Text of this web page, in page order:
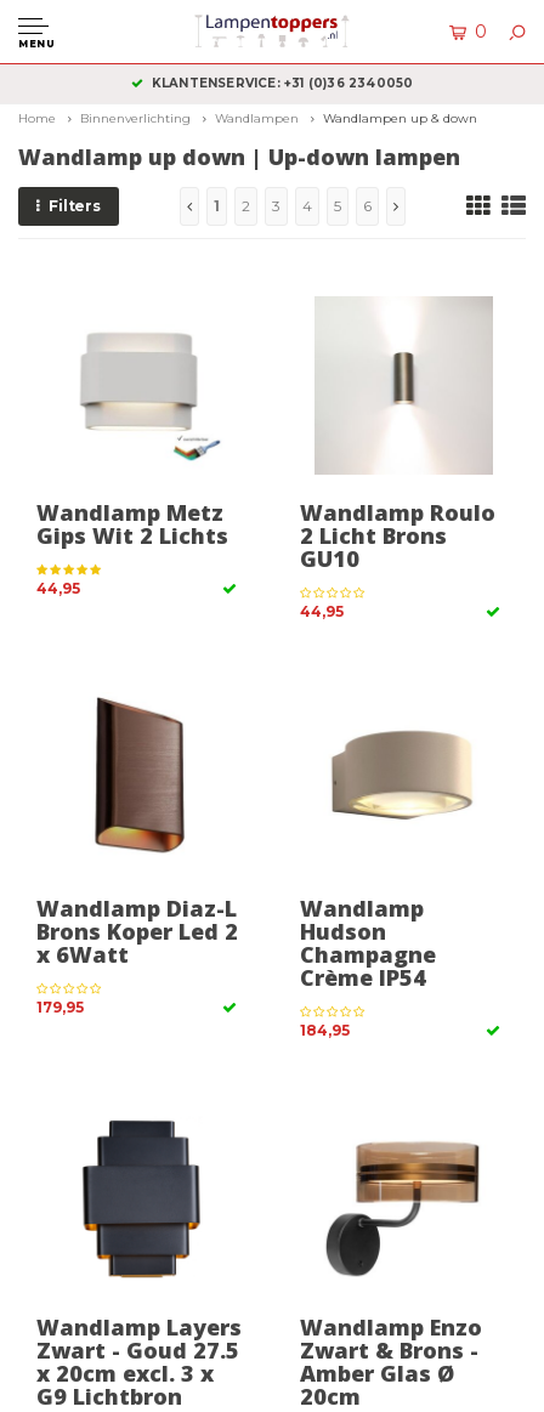
MENU
0
KLANTENSERVICE: +31 (0)36 2340050
Home Binnenverlichting Wandlampen Wandlampen up & down
Wandlamp up down | Up-down lampen
Filters 1 2 3 4 5 6
Wandlamp Metz
Gips Wit 2 Lichts
44,95
Wandlamp Roulo
2 Licht Brons
GU10
44,95
Wandlamp Diaz-L
Brons Koper Led 2
x 6Watt
179,95
Wandlamp
Hudson
Champagne
Crème IP54
184,95
Wandlamp Layers
Zwart - Goud 27.5
x 20cm excl. 3 x
G9 Lichtbron
Wandlamp Enzo
Zwart & Brons -
Amber Glas Ø
20cm